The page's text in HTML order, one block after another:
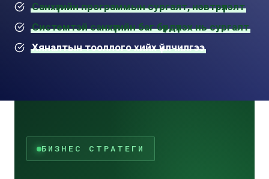
Санхүүгийн программын сургалт, нэвтрүүлэлт
Системтэй санхүүгийн баг бүрдүүлэх нь сургалт
Хяналтын тооллого хийх үйлчилгээ
БИЗНЕС СТРАТЕГИ